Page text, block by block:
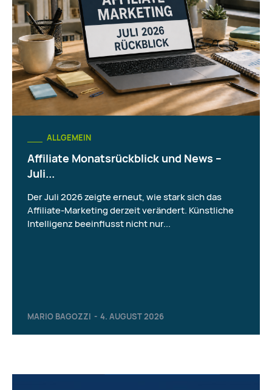
ALLGEMEIN
Affiliate Monatsrückblick und News –
Juli...
MARIO BAGOZZI - 4. AUGUST 2026
Der Juli 2026 zeigte erneut, wie stark sich das
Affiliate-Marketing derzeit verändert. Künstliche
Intelligenz beeinflusst nicht nur...